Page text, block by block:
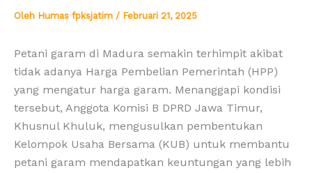
Oleh Humas fpksjatim / Februari 21, 2025
Petani garam di Madura semakin terhimpit akibat
tidak adanya Harga Pembelian Pemerintah (HPP)
yang mengatur harga garam. Menanggapi kondisi
tersebut, Anggota Komisi B DPRD Jawa Timur,
Khusnul Khuluk, mengusulkan pembentukan
Kelompok Usaha Bersama (KUB) untuk membantu
petani garam mendapatkan keuntungan yang lebih